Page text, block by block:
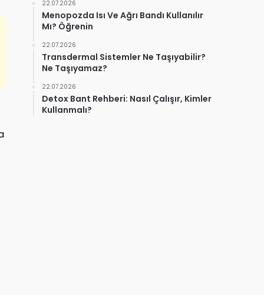
22.07.2026
Menopozda Isı Ve Ağrı Bandı Kullanılır
Mı? Öğrenin
22.07.2026
Transdermal Sistemler Ne Taşıyabilir?
Ne Taşıyamaz?
22.07.2026
Detox Bant Rehberi: Nasıl Çalışır, Kimler
Kullanmalı?